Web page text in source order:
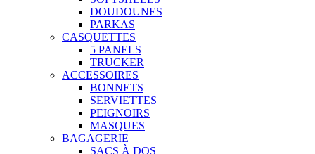
DOUDOUNES
PARKAS
CASQUETTES
5 PANELS
TRUCKER
ACCESSOIRES
BONNETS
SERVIETTES
PEIGNOIRS
MASQUES
BAGAGERIE
SACS À DOS